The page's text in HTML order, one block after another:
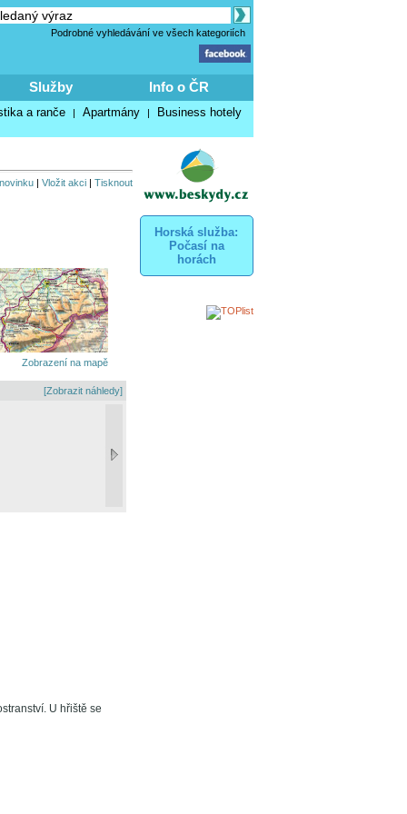
Podrobné vyhledávání ve všech kategoriích
Služby Info o ČR
a ranče | Apartmány | Business hotely
| Vložit akci| Tisknout
Zobrazení na mapě
[Zobrazit náhledy]
U hřiště se
Horská služba:
Počasí na
horách